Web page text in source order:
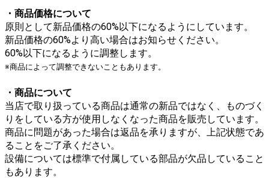
・商品価格について
原則として新品価格の60%以下になるようにしています。
新品価格の60%より高い場合はお知らせください。
60%以下になるように調整します。
※商品によって調整できないこともあります。
・商品について
当店で取り扱っている商品は通常の新品ではなく、ものづく
りをしている方が使用しなくなった商品を販売しています。
商品に問題があった場合は返品を承りますが、上記状態であ
ることをご了承ください。
設備については標準で付属している部品が欠品していること
もあります。